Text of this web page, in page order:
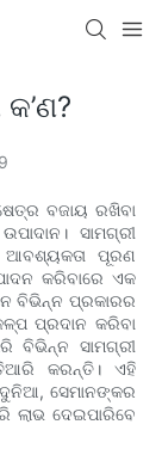
କ’ଣ?
ବଜାୟ ରଖିବା
ସାମଗ୍ରୀ
ଆବଶ୍ୟକତା ପୂରଣ
କରିବାରେ ଏକ
ବିଭିନ୍ନ ପ୍ରକାରର
ପ୍ରଦାନ କରିବା
ବିଭିନ୍ନ ସାମଗ୍ରୀ
କରନ୍ତି। ଏହି
ଦୁନିଆ, ସେମାନଙ୍କର
ଲାଭ ଦେଇପାରିବେ